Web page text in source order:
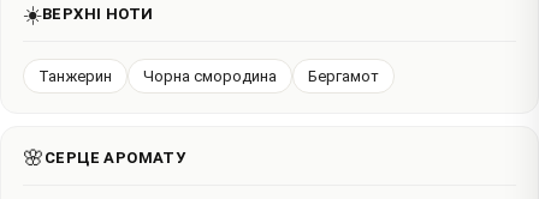
☀️ВЕРХНІ НОТИ
Танжерин Чорна смородина Бергамот
🌸 СЕРЦЕ АРОМАТУ